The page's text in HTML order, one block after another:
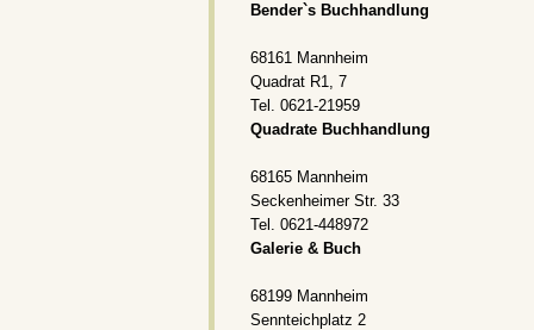
Bender`s Buchhandlung
68161 Mannheim
Quadrat R1, 7
Tel. 0621-21959
Quadrate Buchhandlung
68165 Mannheim
Seckenheimer Str. 33
Tel. 0621-448972
Galerie & Buch
68199 Mannheim
Sennteichplatz 2